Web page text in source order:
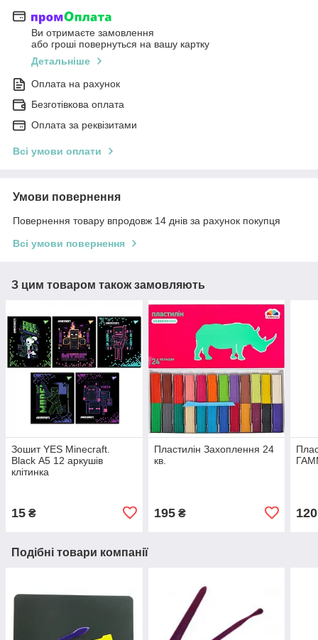
Ви отримаєте замовлення
або гроші повернуться на вашу картку
Детальніше
Оплата на рахунок
Безготівкова оплата
Оплата за реквізитами
Всі умови оплати
Умови повернення
Повернення товару впродовж 14 днів за рахунок покупця
Всі умови повернення
З цим товаром також замовляють
Зошит YES Minecraft.
Black А5 12 аркушів
клітинка
15 ₴
Пластилін Захоплення 24
кв.
195₴ 120
Подібні товари компанії